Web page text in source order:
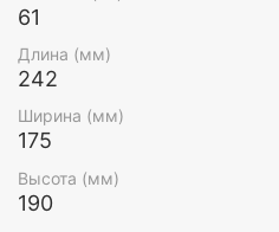
61
Длина (мм)
242
Ширина (мм)
175
Высота (мм)
190